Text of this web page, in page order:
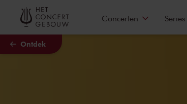
Naar hoofdcontent
Ontdek
Concerten Series